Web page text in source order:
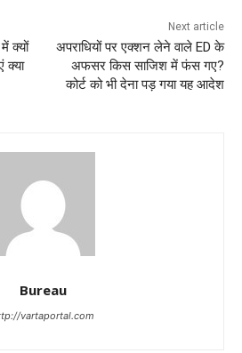
क्यों
क्या
Next article
अपराधियों पर एक्शन लेने वाले ED के
अफसर किस साजिश में फंस गए?
कोर्ट को भी देना पड़ गया यह आदेश
Bureau
vartaportal.com